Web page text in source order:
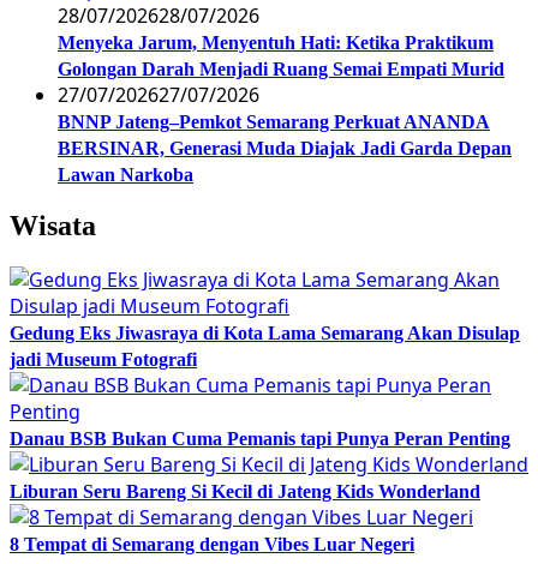
28/07/202628/07/2026
Menyeka Jarum, Menyentuh Hati: Ketika Praktikum
Golongan Darah Menjadi Ruang Semai Empati Murid
27/07/202627/07/2026
BNNP Jateng–Pemkot Semarang Perkuat ANANDA
BERSINAR, Generasi Muda Diajak Jadi Garda Depan
Lawan Narkoba
Wisata
Gedung Eks Jiwasraya di Kota Lama Semarang Akan Disulap
jadi Museum Fotografi
Danau BSB Bukan Cuma Pemanis tapi Punya Peran Penting
Liburan Seru Bareng Si Kecil di Jateng Kids Wonderland
8 Tempat di Semarang dengan Vibes Luar Negeri